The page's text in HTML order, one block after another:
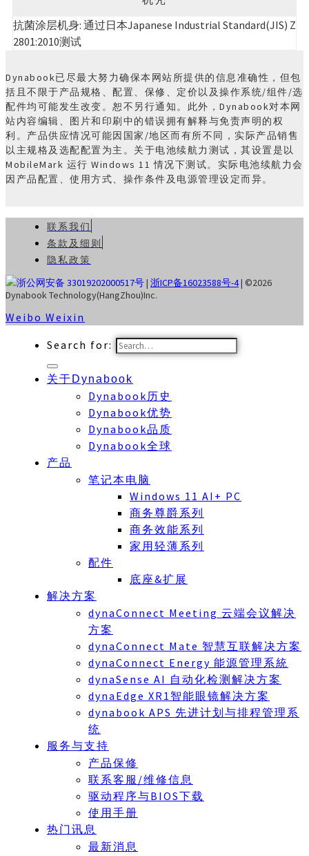
抗菌涂层机身: 通过日本Japanese Industrial Standard(JIS) Z
2801:2010测试
Dynabook已尽最大努力确保本网站所提供的信息准确性，但包
括且不限于产品规格、配置、保修、定价以及操作系统/组件/选
配件均可能发生改变。恕不另行通知。此外，Dynabook对本网
站内容编辑、图片和印刷中的错误拥有解释与免责声明的权
利。产品供应情况可能因国家/地区而有所不同，实际产品销售
以主规格及选配配置为主。关于电池续航力测试，其设置是以
MobileMark 运行 Windows 11 情况下测试。实际电池续航力会
因产品配置、使用方式、操作条件及电源管理设定而异。
联系我们
条款及细则
隐私政策
浙公网安备 33019202000517号| 浙ICP备16023588号-4| ©2026
Dynabook Technology(HangZhou)Inc.
Weibo Weixin
Search for:
关于Dynabook
Dynabook历史
Dynabook优势
Dynabook品质
Dynabook全球
产品
笔记本电脑
Windows 11 AI+ PC
商务尊爵系列
商务效能系列
家用轻薄系列
配件
底座&扩展
解决方案
dynaConnect Meeting 云端会议解决
方案
dynaConnect Mate 智慧互联解决方案
dynaConnect Energy 能源管理系統
dynaSense AI 自动化检测解决方案
dynaEdge XR1智能眼镜解决方案
dynabook APS 先进计划与排程管理系
统
服务与支持
产品保修
联系客服/维修信息
驱动程序与BIOS下载
使用手册
热门讯息
最新消息